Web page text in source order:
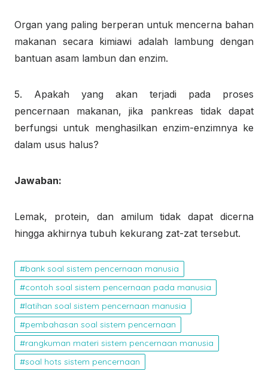
Organ yang paling berperan untuk mencerna bahan
makanan secara kimiawi adalah lambung dengan
bantuan asam lambun dan enzim.
5. Apakah yang akan terjadi pada proses
pencernaan makanan, jika pankreas tidak dapat
berfungsi untuk menghasilkan enzim-enzimnya ke
dalam usus halus?
Jawaban:
Lemak, protein, dan amilum tidak dapat dicerna
hingga akhirnya tubuh kekurang zat-zat tersebut.
bank soal sistem pencernaan manusia
contoh soal sistem pencernaan pada manusia
latihan soal sistem pencernaan manusia
pembahasan soal sistem pencernaan
rangkuman materi sistem pencernaan manusia
soal hots sistem pencernaan